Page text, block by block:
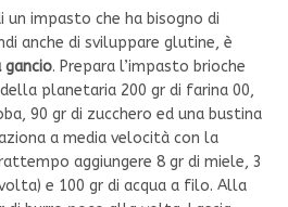
un impasto che ha bisogno di
anche di sviluppare glutine, è
. Prepara l’impasto brioche
planetaria 200 gr di farina 00,
90 gr di zucchero ed una bustina
a media velocità con la
aggiungere 8 gr di miele, 3
e 100 gr di acqua a filo. Alla